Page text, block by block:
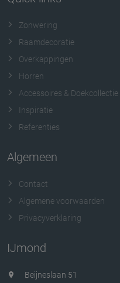
Zonwering
Raamdecoratie
Overkappingen
Horren
Accessoires & Doekcollectie
Inspiratie
Referenties
Algemeen
Contact
Algemene voorwaarden
Privacyverklaring
IJmond
Beijneslaan 51